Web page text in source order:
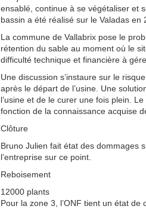
ensablé, continue à se végétaliser et
bassin a été réalisé sur le Valadas en
La commune de Vallabrix pose le
rétention du sable au moment où le
difficulté technique et financière à
Une discussion s’instaure sur le
après le départ de l’usine. Une
l’usine et de le curer une fois plein.
fonction de la connaissance acquise
Clôture
Bruno Julien fait état des dommages
l’entreprise sur ce point.
Reboisement
12000 plants
Pour la zone 3, l’ONF tient un état